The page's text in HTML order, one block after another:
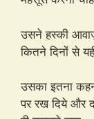
उसने हस्की
कितने दिनों से
उसका इतना
पर रख दिये और